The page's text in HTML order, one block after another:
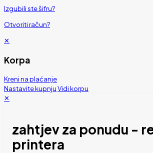
Izgubili ste šifru?
Otvoriti račun?
✕
Korpa
Kreni na plaćanje
Nastavite kupnjuVidi korpu
✕
zahtjev za ponudu -
printera